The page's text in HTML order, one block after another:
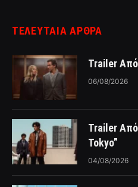
ΤΕΛΕΥΤΑΙΑ ΑΡΘΡΑ
Trailer Από
06/08/2026
Trailer
Tokyo”
04/08/2026